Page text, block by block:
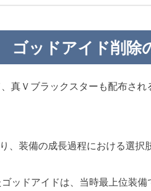
ゴッドアイド削除
真Ｖブラックスターも配布され
、装備の成長過程における選
ッドアイドは、当時最上位装